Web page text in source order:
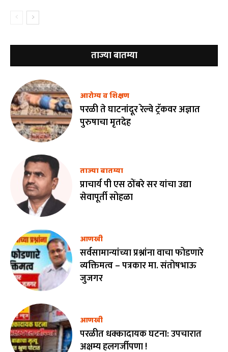
ताज्या बातम्या
आरोग्य व शिक्षण
परळी ते घाटनांदूर रेल्वे ट्रॅकवर अज्ञात
पुरुषाचा मृतदेह
ताज्या बातम्या
प्राचार्य पी एस ठोंबरे सर यांचा उद्या
सेवापूर्ती सोहळा
आणखी
सर्वसामान्यांच्या प्रश्नांना वाचा फोडणारे
व्यक्तिमत्व – पत्रकार मा. संतोषभाऊ
जुजगर
आणखी
परळीत धक्कादायक घटना: उपचारात
अक्षम्य हलगर्जीपणा !